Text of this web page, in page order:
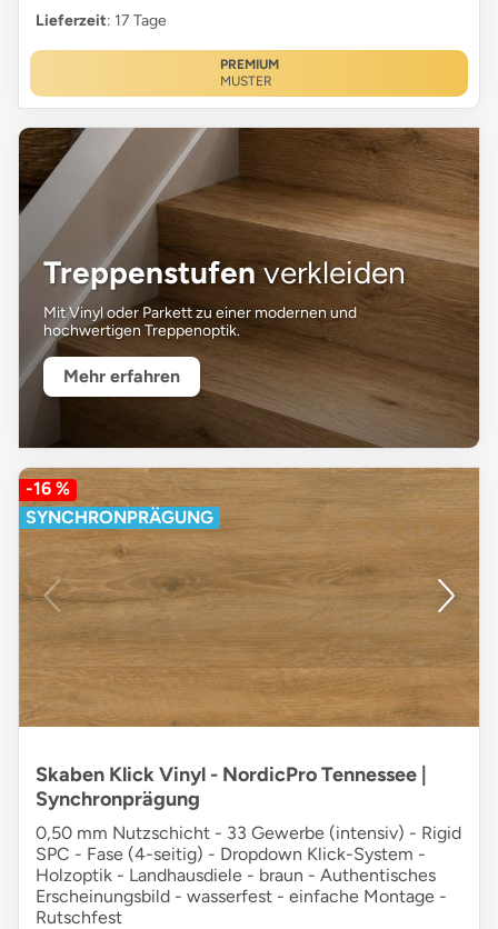
Lieferzeit: 17 Tage
PREMIUM
MUSTER
Treppenstufenverkleiden
Mit Vinyl oder Parkett zu einer modernen und
hochwertigen Treppenoptik.
Mehr erfahren
-16 %
SYNCHRONPRÄGUNG
Skaben Klick Vinyl - NordicPro Tennessee |
Synchronprägung
0,50 mm Nutzschicht - 33 Gewerbe (intensiv) - Rigid
SPC - Fase (4-seitig) - Dropdown Klick-System -
Holzoptik - Landhausdiele - braun - Authentisches
Erscheinungsbild - wasserfest - einfache Montage -
Rutschfest